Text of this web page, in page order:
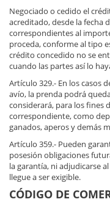
Negociado o cedido el
acreditado, desde la fecha
correspondientes al
proceda, conforme al tipo
crédito concedido no se
cuando las partes así lo
Artículo 329.- En los casos
avío, la prenda podrá
considerará, para los fines
correspondiente, como
ganados, aperos y demás
Artículo 359.- Pueden
posesión obligaciones
la garantía, ni adjudicarse
llegue a ser exigible.
CÓDIGO DE